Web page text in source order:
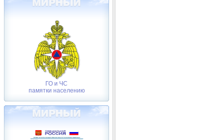
ГО и ЧС
памятки населению